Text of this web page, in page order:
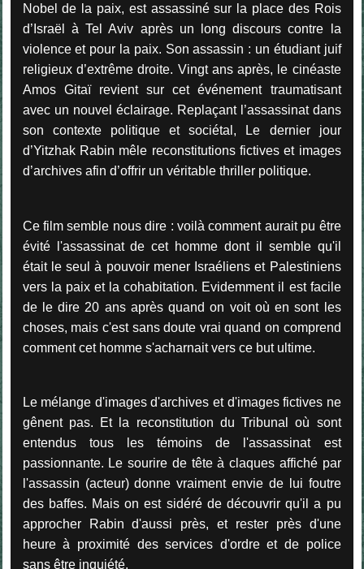
Nobel de la paix, est assassiné sur la place des Rois
d’Israël à Tel Aviv après un long discours contre la
violence et pour la paix. Son assassin : un étudiant juif
religieux d’extrême droite. Vingt ans après, le cinéaste
Amos Gitaï revient sur cet événement traumatisant
avec un nouvel éclairage. Replaçant l’assassinat dans
son contexte politique et sociétal, Le dernier jour
d’Yitzhak Rabin mêle reconstitutions fictives et images
d’archives afin d’offrir un véritable thriller politique.
Ce film semble nous dire : voilà comment aurait pu être
évité l'assassinat de cet homme dont il semble qu'il
était le seul à pouvoir mener Israéliens et Palestiniens
vers la paix et la cohabitation. Evidemment il est facile
de le dire 20 ans après quand on voit où en sont les
choses, mais c'est sans doute vrai quand on comprend
comment cet homme s'acharnait vers ce but ultime.
Le mélange d'images d'archives et d'images fictives ne
gênent pas. Et la reconstitution du Tribunal où sont
entendus tous les témoins de l'assassinat est
passionnante. Le sourire de tête à claques affiché par
l'assassin (acteur) donne vraiment envie de lui foutre
des baffes. Mais on est sidéré de découvrir qu'il a pu
approcher Rabin d'aussi près, et rester près d'une
heure à proximité des services d'ordre et de police
sans être inquiété.